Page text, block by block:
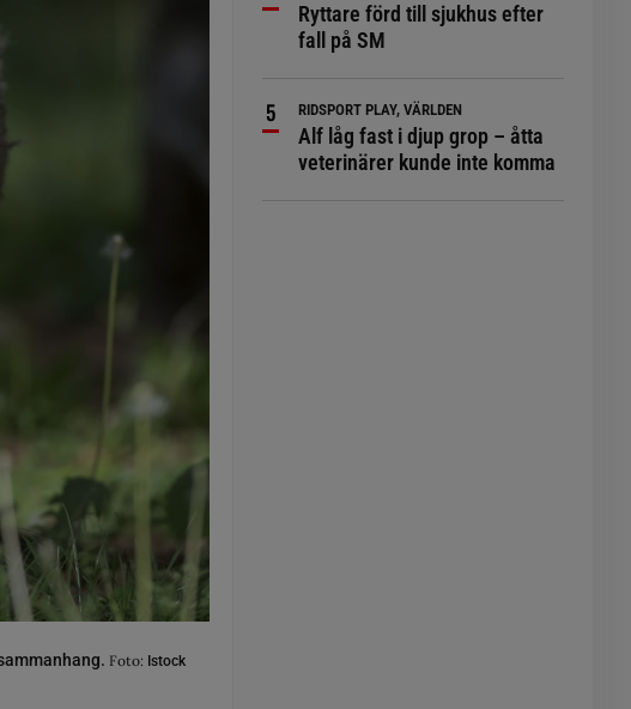
Foto: Istock
Ryttare förd till sjukhus efter
fall på SM
RIDSPORT PLAY, VÄRLDEN
Alf låg fast i djup grop – åtta
veterinärer kunde inte komma